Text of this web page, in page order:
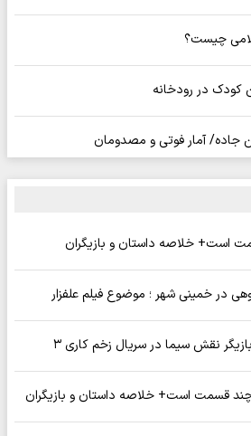
چیست؟
کودک در رودخانه
جاده/ آمار فوتی و مصدومان
است+ خلاصه داستان و بازیگران
در خمینی شهر ؛ موضوع فیلم علفزار
نقش سیما در سریال زخم کاری ۳
چند قسمت است+ خلاصه داستان و بازیگران